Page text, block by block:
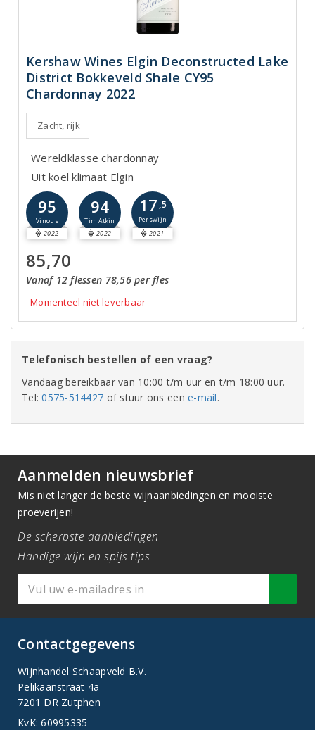
Kershaw Wines Elgin Deconstructed Lake
District Bokkeveld Shale CY95
Chardonnay 2022
Zacht, rijk
Wereldklasse chardonnay
Uit koel klimaat Elgin
95
Vinous
2022
94
Tim Atkin
2022
17 ,5
Perswijn
2021
85,70
Vanaf 12 flessen 78,56 per fles
Momenteel niet leverbaar
Telefonisch bestellen of een vraag?
Vandaag bereikbaar van 10:00 t/m uur en t/m 18:00 uur.
Tel:0575-514427 of stuur ons eene-mail.
Aanmelden nieuwsbrief
Mis niet langer de beste wijnaanbiedingen en mooiste
proeverijen!
De scherpste aanbiedingen
Handige wijn en spijs tips
Contactgegevens
Wijnhandel Schaapveld B.V.
Pelikaanstraat 4a
7201 DR Zutphen
KvK: 60995335